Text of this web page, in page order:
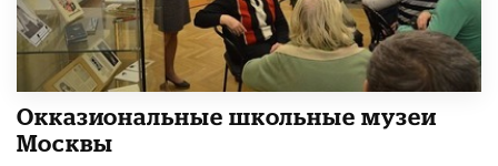
​Окказиональные школьные музеи
Москвы